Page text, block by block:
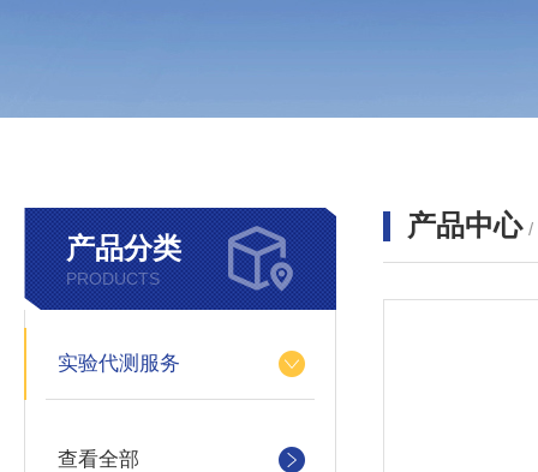
产品分类
PRODUCTS
实验代测服务
查看全部
产品中心 /